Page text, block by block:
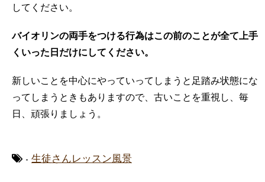
してください。
バイオリンの両手をつける行為はこの前のことが全て上手
くいった日だけにしてください。
新しいことを中心にやっていってしまうと足踏み状態にな
ってしまうときもありますので、古いことを重視し、毎
日、頑張りましょう。
- 生徒さんレッスン風景